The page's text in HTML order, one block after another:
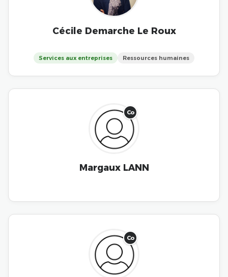
Cécile Demarche Le Roux
Services aux entreprises Ressources humaines
Co
Margaux LANN
Co